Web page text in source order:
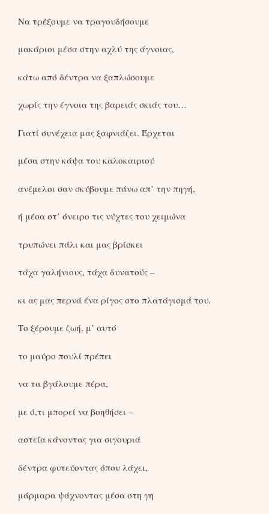
Να τρέξουμε να τραγουδήσουμε
μακάριοι μέσα στην αχλύ της άγνοιας,
κάτω από δέντρα να ξαπλώσουμε
χωρίς την έγνοια της βαρειάς σκιάς του…
Γιατί συνέχεια μας ξαφνιάζει. Έρχεται
μέσα στην κάψα του καλοκαιριού
ανέμελοι σαν σκύβουμε πάνω απ’ την πηγή,
ή μέσα στ’ όνειρο τις νύχτες του χειμώνα
τρυπώνει πάλι και μας βρίσκει
τάχα γαλήνιους, τάχα δυνατούς –
κι ας μας περνά ένα ρίγος στο πλατάγισμά του.
Το ξέρουμε ζωή, μ’ αυτό
το μαύρο πουλί πρέπει
να τα βγάλουμε πέρα,
με ό,τι μπορεί να βοηθήσει –
αστεία κάνοντας για σιγουριά
δέντρα φυτεύοντας όπου λάχει,
μάρμαρα ψάχνοντας μέσα στη γη